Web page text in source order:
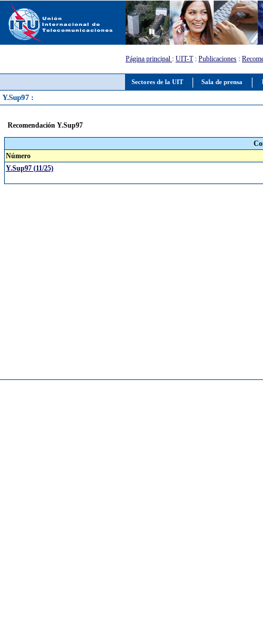
Sectores de la UIT Sala de prensa
Página principal : UIT-T: Publicaciones :
Y.Sup97 :
Recomendación Y.Sup97
Número
Y.Sup97 (11/25)